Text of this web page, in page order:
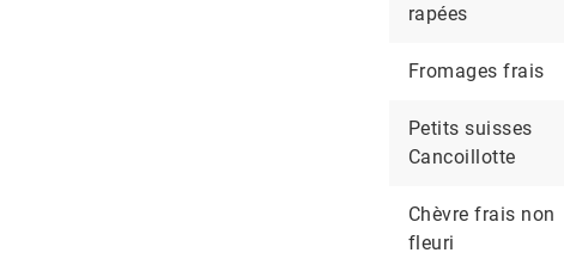
rapées
Fromages frais
Petits suisses
Cancoillotte
Chèvre frais non
fleuri